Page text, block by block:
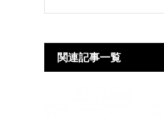
関連記事一覧